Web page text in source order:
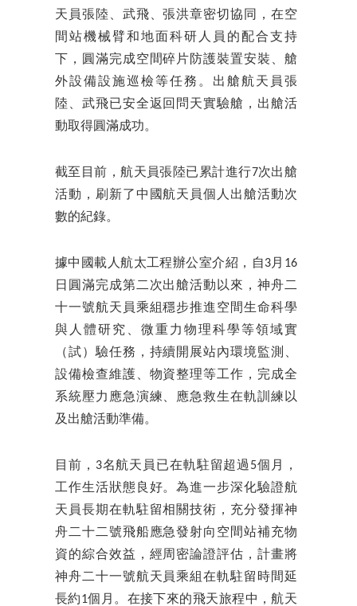
天員張陸、武飛、張洪章密切協同，在空
間站機械臂和地面科研人員的配合支持
下，圓滿完成空間碎片防護裝置安裝、艙
外設備設施巡檢等任務。出艙航天員張
陸、武飛已安全返回問天實驗艙，出艙活
動取得圓滿成功。
截至目前，航天員張陸已累計進行7次出艙
活動，刷新了中國航天員個人出艙活動次
數的紀錄。
據中國載人航太工程辦公室介紹，自3月16
日圓滿完成第二次出艙活動以來，神舟二
十一號航天員乘組穩步推進空間生命科學
與人體研究、微重力物理科學等領域實
（試）驗任務，持續開展站內環境監測、
設備檢查維護、物資整理等工作，完成全
系統壓力應急演練、應急救生在軌訓練以
及出艙活動準備。
目前，3名航天員已在軌駐留超過5個月，
工作生活狀態良好。為進一步深化驗證航
天員長期在軌駐留相關技術，充分發揮神
舟二十二號飛船應急發射向空間站補充物
資的綜合效益，經周密論證評估，計畫將
神舟二十一號航天員乘組在軌駐留時間延
長約1個月。在接下來的飛天旅程中，航天